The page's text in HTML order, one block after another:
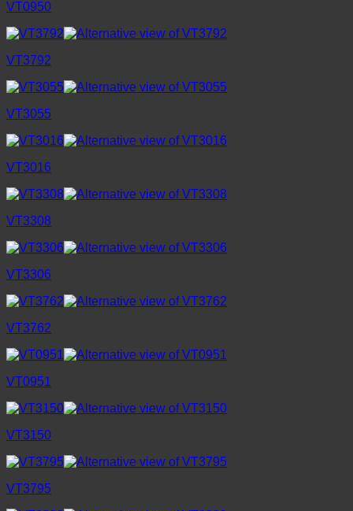
VT0950
VT3792
VT3055
VT3016
VT3308
VT3306
VT3762
VT0951
VT3150
VT3795